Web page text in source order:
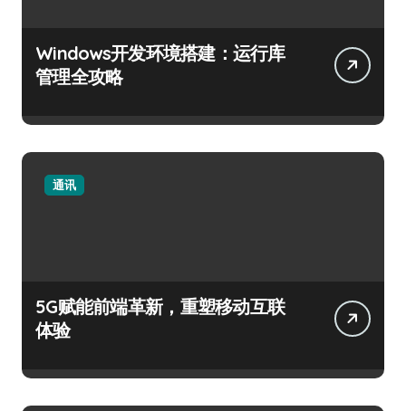
Windows开发环境搭建：运行库
管理全攻略
通讯
5G赋能前端革新，重塑移动互联
体验